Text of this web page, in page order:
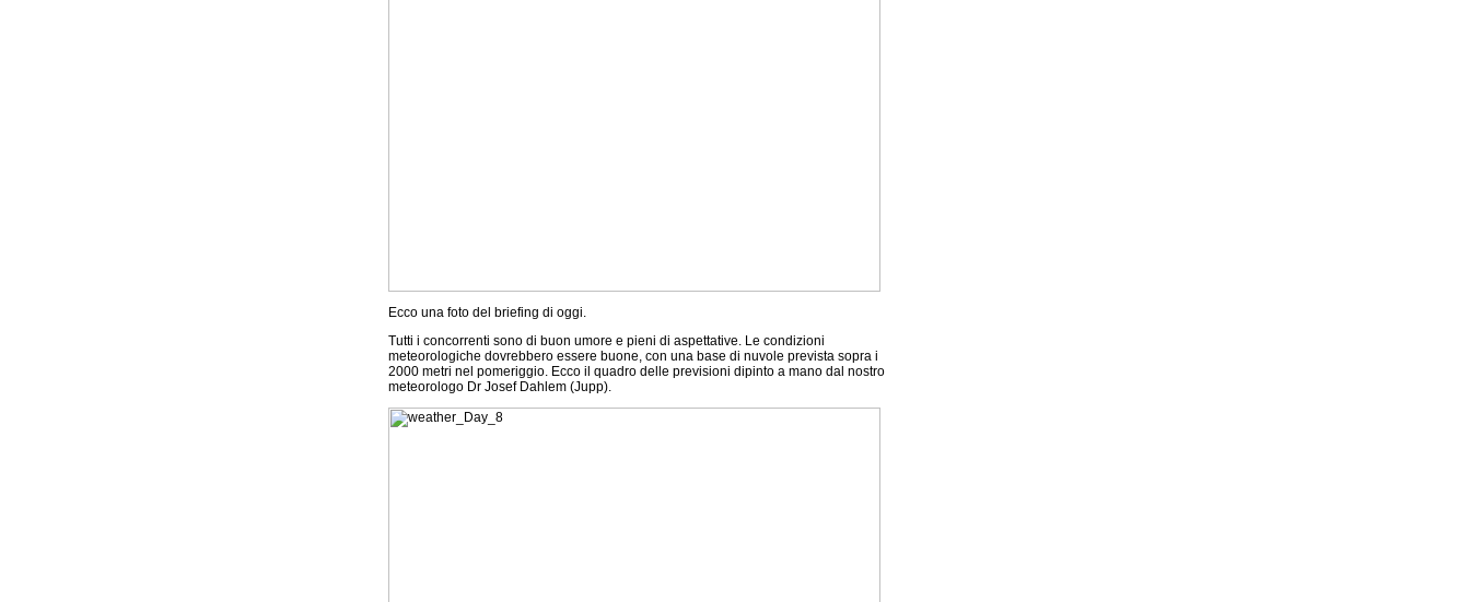
Ecco una foto del briefing di oggi.
Tutti i concorrenti sono di buon umore e pieni di aspettative. Le condizioni
meteorologiche dovrebbero essere buone, con una base di nuvole prevista sopra i
2000 metri nel pomeriggio. Ecco il quadro delle previsioni dipinto a mano dal nostro
meteorologo Dr Josef Dahlem (Jupp).